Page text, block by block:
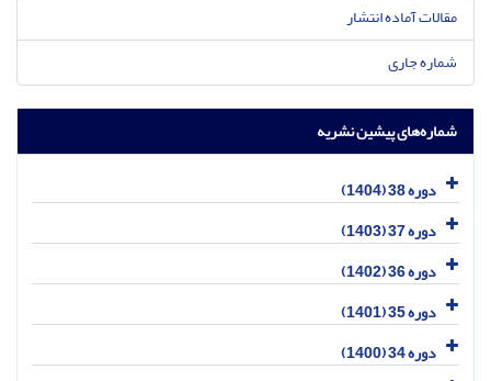
مقالات آماده انتشار
شماره جاری
شماره‌های پیشین نشریه
دوره 38 (1404)
دوره 37 (1403)
دوره 36 (1402)
دوره 35 (1401)
دوره 34 (1400)